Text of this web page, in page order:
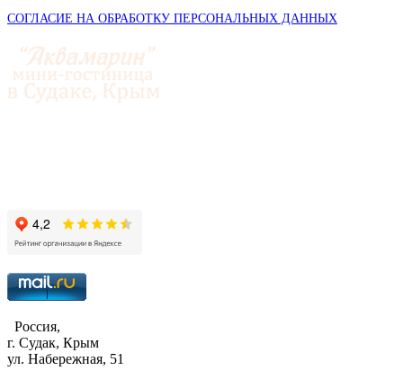
СОГЛАСИЕ НА ОБРАБОТКУ ПЕРСОНАЛЬНЫХ ДАННЫХ
Россия,
г. Судак, Крым
ул. Набережная, 51